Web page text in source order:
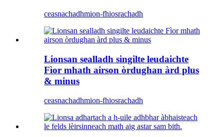
ceasnachadhmion-fhiosrachadh
Lionsan sealladh singilte leudaichte
Fìor mhath airson òrdughan àrd plus
& minus
ceasnachadhmion-fhiosrachadh